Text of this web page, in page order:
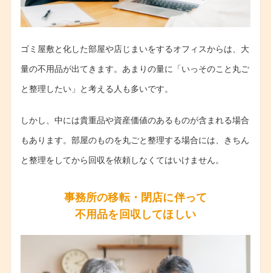
ゴミ屋敷と化した部屋や店じまいをするオフィスからは、大
量の不用品が出てきます。あまりの量に「いっそのこと丸ご
と整理したい」と考える人も多いです。
しかし、中には貴重品や資産価値のあるものが含まれる場合
もあります。部屋のものを丸ごと整理する場合には、きちん
と整理をしてから回収を依頼しなくてはいけません。
事務所の移転・閉店に伴って
不用品を回収してほしい